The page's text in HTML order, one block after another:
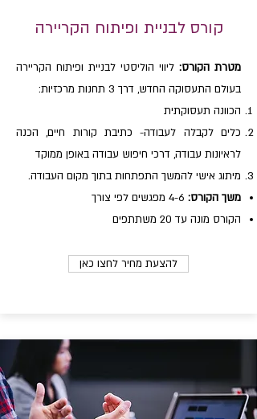
קורס לבניית ופיתוח הקריירה
מטרת הקורס: ליווי הוליסטי לבניית ופיתוח הקריירה
בעולם התעסוקה החדש, דרך 3 תחנות מרכזיות:
הכוונה תעסוקתית
כלים לקבלה לעבודה- כתיבת קורות חיים, הכנה
לראיונות עבודה, דרכי חיפוש עבודה באופן ממוקד
מיתוג אישי להמשך התפתחות בתוך מקום העבודה.
משך הקורס:
הקורס מונה עד 20 משתתפים
להצעת מחיר לחצו כאן